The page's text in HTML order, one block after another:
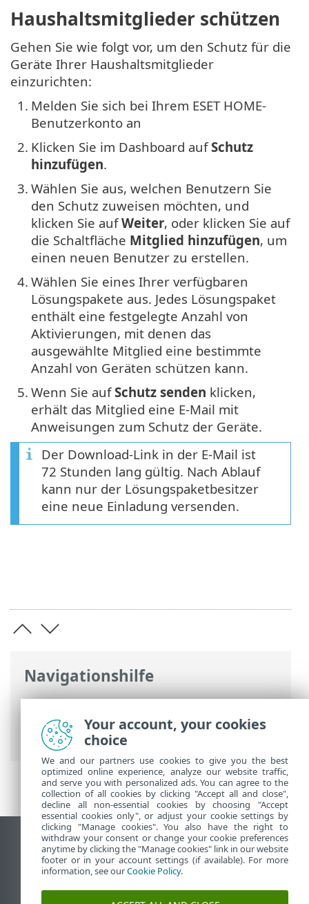
Navigationshilfe
ESET Online-Hilfe>ESET HOME>
Arbeiten mit ESET HOME > Schutz
hinzufügen
Haushaltsmitglieder schützen
Gehen Sie wie folgt vor, um den Schutz für die
Geräte Ihrer Haushaltsmitglieder
einzurichten:
1. Melden Sie sich bei Ihrem ESET HOME-
Benutzerkonto an
2. Klicken Sie im Dashboard aufSchutz
hinzufügen.
3. Wählen Sie aus, welchen Benutzern Sie
den Schutz zuweisen möchten, und
klicken Sie aufWeiter, oder klicken Sie auf
die Schaltfläche Mitglied hinzufügen, um
einen neuen Benutzer zu erstellen.
4. Wählen Sie eines Ihrer verfügbaren
Lösungspakete aus. Jedes Lösungspaket
enthält eine festgelegte Anzahl von
Aktivierungen, mit denen das
ausgewählte Mitglied eine bestimmte
Anzahl von Geräten schützen kann.
5. Wenn Sie aufSchutz senden klicken,
erhält das Mitglied eine E-Mail mit
Anweisungen zum Schutz der Geräte.
Der Download-Link in der E-Mail ist
72 Stunden lang gültig. Nach Ablauf
kann nur der Lösungspaketbesitzer
eine neue Einladung versenden.
Desktop-Site anzeigen
End of Life
ESET Knowledgebase
ESET-Forum
Your account, your cookies
choice
We and our partners use cookies to give you the best
optimized online experience, analyze our website traffic,
and serve you with personalized ads. You can agree to the
collection of all cookies by clicking "Accept all and close",
decline all non-essential cookies by choosing "Accept
essential cookies only", or adjust your cookie settings by
clicking "Manage cookies". You also have the right to
withdraw your consent or change your cookie preferences
anytime by clicking the "Manage cookies" link in our website
footer or in your account settings (if available). For more
information, see ourCookie Policy.